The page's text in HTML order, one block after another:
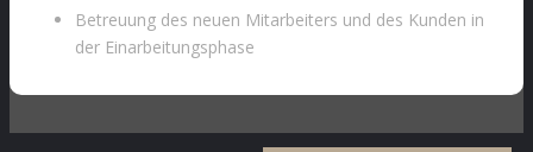
Betreuung des neuen Mitarbeiters und des Kunden in
der Einarbeitungsphase